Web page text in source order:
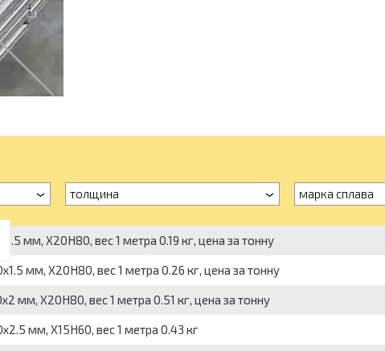
толщина марка сплава
мм, Х20Н80, вес 1 метра 0.19 кг, цена за тонну
мм, Х20Н80, вес 1 метра 0.26 кг, цена за тонну
мм, Х20Н80, вес 1 метра 0.51 кг, цена за тонну
мм, Х15Н60, вес 1 метра 0.43 кг